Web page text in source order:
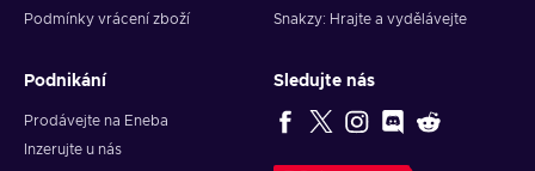
Podmínky vrácení zboží
Snakzy: Hrajte a vydělávejte
Podnikání
Prodávejte na Eneba
Inzerujte u nás
Sledujte nás